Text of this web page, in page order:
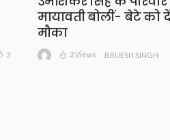
2
मायावती बोलीं- बेटे
मौका
2 Views BRIJESH SINGH